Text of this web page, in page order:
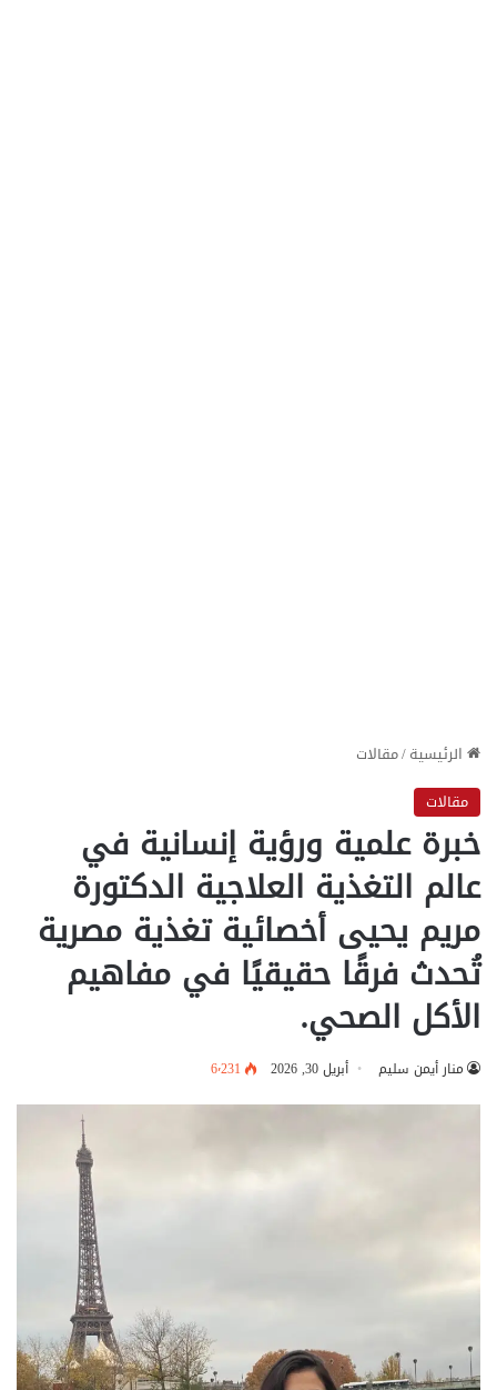
الرئيسية/مقالات
مقالات
خبرة علمية ورؤية إنسانية في
عالم التغذية العلاجية الدكتورة
مريم يحيى أخصائية تغذية مصرية
تُحدث فرقًا حقيقيًا في مفاهيم
الأكل الصحي.
منار أيمن سليم أبريل 30, 2026 6٬231